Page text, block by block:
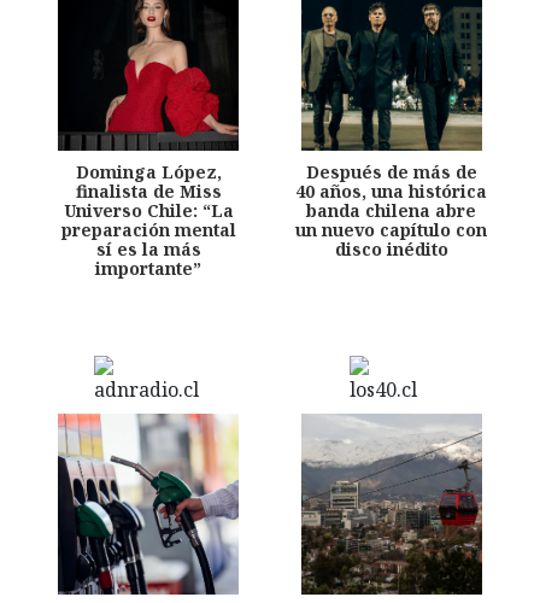
Dominga López,
finalista de Miss
Universo Chile: “La
preparación mental
sí es la más
importante”
Después de más de
40 años, una histórica
banda chilena abre
un nuevo capítulo con
disco inédito